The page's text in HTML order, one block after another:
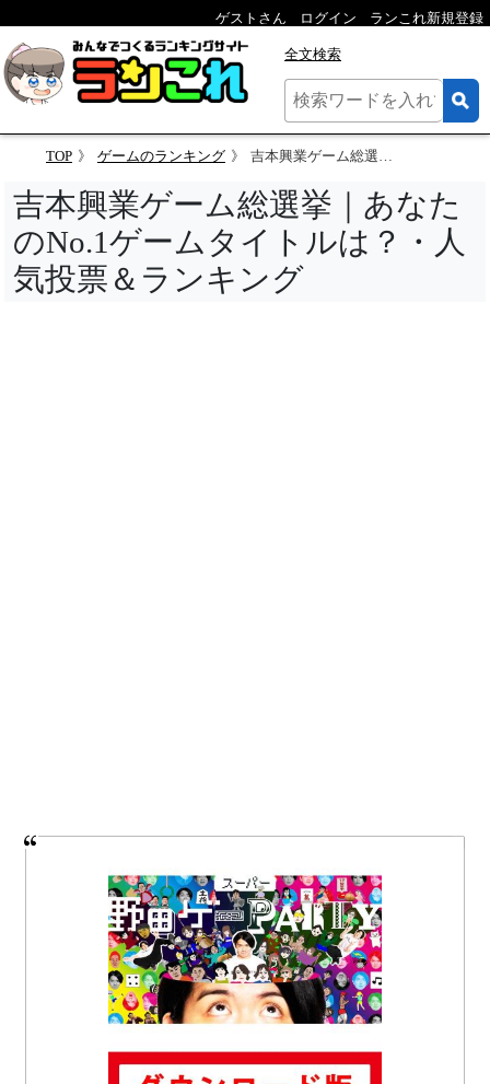
ゲストさん ログイン ランこれ新規登録
全文検索
TOP ゲームのランキング 吉本興業ゲーム総選挙｜あなたのNo.1ゲームタイトルは？・人気投票＆ランキング
吉本興業ゲーム総選挙｜あなた
のNo.1ゲームタイトルは？・人
気投票＆ランキング